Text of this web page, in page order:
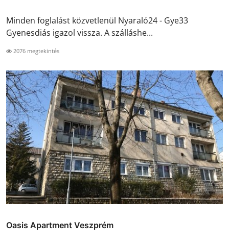
Minden foglalást közvetlenül Nyaraló24 - Gye33
Gyenesdiás igazol vissza. A szálláshe...
2076 megtekintés
Oasis Apartment Veszprém